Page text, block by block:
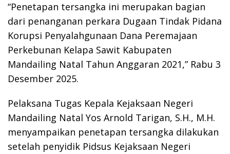
“Penetapan tersangka ini merupakan bagian
dari penanganan perkara Dugaan Tindak Pidana
Korupsi Penyalahgunaan Dana Peremajaan
Perkebunan Kelapa Sawit Kabupaten
Mandailing Natal Tahun Anggaran 2021,” Rabu 3
Desember 2025.
Pelaksana Tugas Kepala Kejaksaan Negeri
Mandailing Natal Yos Arnold Tarigan, S.H., M.H.
menyampaikan penetapan tersangka dilakukan
setelah penyidik Pidsus Kejaksaan Negeri